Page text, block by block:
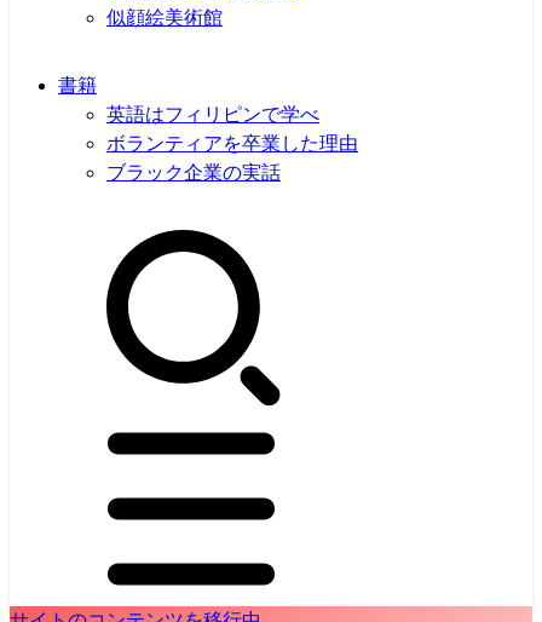
似顔絵美術館
書籍
英語はフィリピンで学べ
ボランティアを卒業した理由
ブラック企業の実話